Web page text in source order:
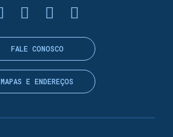
FALE CONOSCO
MAPAS E ENDEREÇOS